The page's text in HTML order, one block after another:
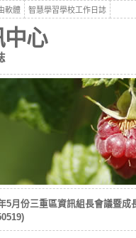
軟體 智慧學習學校工作日誌
心
5月份三重區資訊組長會議暨成